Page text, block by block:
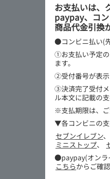
お支払いは、
paypay、コン
商品代金引換
●コンビニ払い(
①お支払い予定
ます。
②受付番号が表示
③決済完了受付メ
ル本文に記載の
※支払期限は、ご
▼各コンビニの支
セブンイレブン、
ミニストップ、
●paypay(オンラ
こちらからご確